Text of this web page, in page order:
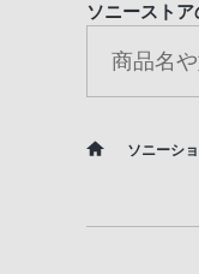
ソニースト
ソニーシ